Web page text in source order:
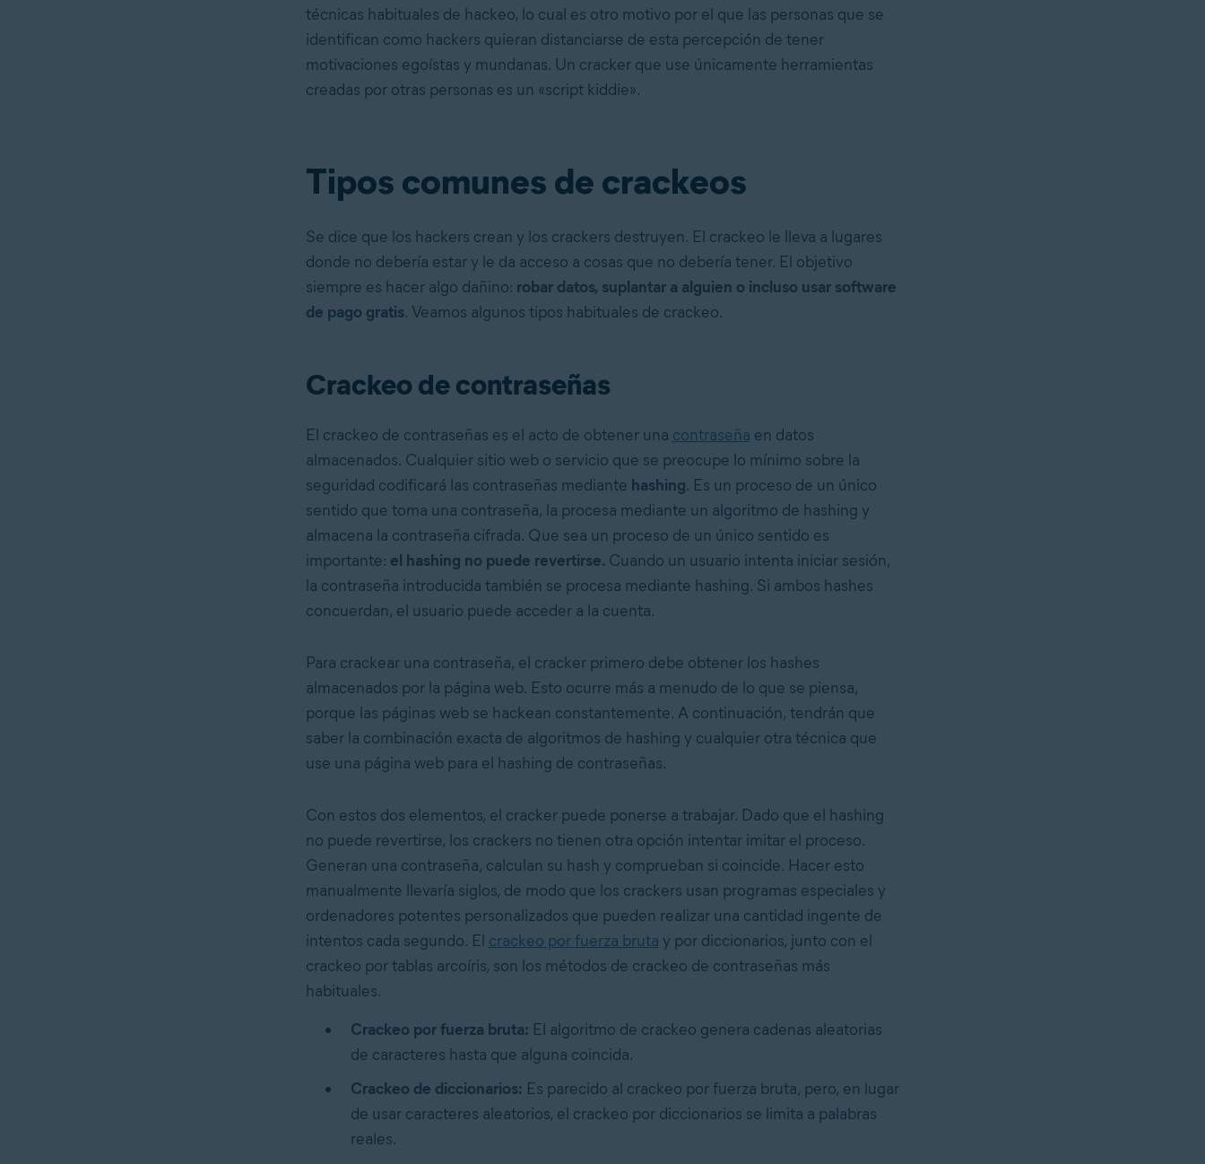
técnicas habituales de hackeo, lo cual es otro motivo por el que las personas que se
identifican como hackers quieran distanciarse de esta percepción de tener
motivaciones egoístas y mundanas. Un cracker que use únicamente herramientas
creadas por otras personas es un «script kiddie».
Tipos comunes de crackeos
Se dice que los hackers crean y los crackers destruyen. El crackeo le lleva a lugares
donde no debería estar y le da acceso a cosas que no debería tener. El objetivo
siempre es hacer algo dañino: robar datos, suplantar a alguien o incluso usar software
de pago gratis. Veamos algunos tipos habituales de crackeo.
Crackeo de contraseñas
El crackeo de contraseñas es el acto de obtener una contraseña en datos
almacenados. Cualquier sitio web o servicio que se preocupe lo mínimo sobre la
seguridad codificará las contraseñas mediante hashing. Es un proceso de un único
sentido que toma una contraseña, la procesa mediante un algoritmo de hashing y
almacena la contraseña cifrada. Que sea un proceso de un único sentido es
importante: el hashing no puede revertirse. Cuando un usuario intenta iniciar sesión,
la contraseña introducida también se procesa mediante hashing. Si ambos hashes
concuerdan, el usuario puede acceder a la cuenta.
Para crackear una contraseña, el cracker primero debe obtener los hashes
almacenados por la página web. Esto ocurre más a menudo de lo que se piensa,
porque las páginas web se hackean constantemente. A continuación, tendrán que
saber la combinación exacta de algoritmos de hashing y cualquier otra técnica que
use una página web para el hashing de contraseñas.
Con estos dos elementos, el cracker puede ponerse a trabajar. Dado que el hashing
no puede revertirse, los crackers no tienen otra opción intentar imitar el proceso.
Generan una contraseña, calculan su hash y comprueban si coincide. Hacer esto
manualmente llevaría siglos, de modo que los crackers usan programas especiales y
ordenadores potentes personalizados que pueden realizar una cantidad ingente de
intentos cada segundo. El crackeo por fuerza bruta y por diccionarios, junto con el
crackeo por tablas arcoíris, son los métodos de crackeo de contraseñas más
habituales.
Crackeo por fuerza bruta: El algoritmo de crackeo genera cadenas aleatorias
de caracteres hasta que alguna coincida.
Crackeo de diccionarios: Es parecido al crackeo por fuerza bruta, pero, en lugar
de usar caracteres aleatorios, el crackeo por diccionarios se limita a palabras
reales.